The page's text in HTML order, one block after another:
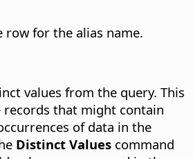
row for the alias name.
values from the query. This
that might contain
of data in the
Distinct Values command